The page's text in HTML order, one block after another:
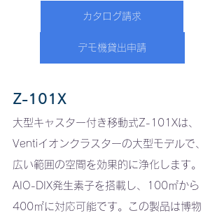
カタログ請求
デモ機貸出申請
Z-101X
大型キャスター付き移動式Z-101Xは、
Ventiイオンクラスターの大型モデルで、
広い範囲の空間を効果的に浄化します。
AIO-DIX発生素子を搭載し、100㎡から
400㎡に対応可能です。この製品は博物